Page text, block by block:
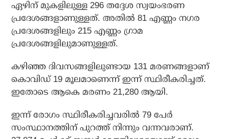
ഏഴിന് മുകളിലുള്ള 296 തദ്ദേശ സ്വയംഭരണ
പ്രദേശങ്ങളാണുള്ളത്. അതില്‍ 81 എണ്ണം നഗര
പ്രദേശങ്ങളിലും 215 എണ്ണം ഗ്രാമ
പ്രദേശങ്ങളിലുമാണുള്ളത്.
കഴിഞ്ഞ ദിവസങ്ങളിലുണ്ടായ 131 മരണങ്ങളാണ്
കൊവിഡ് 19 മൂലമാണെന്ന് ഇന്ന് സ്ഥിരീകരിച്ചത്.
ഇതോടെ ആകെ മരണം 21,280 ആയി.
ഇന്ന് രോഗം സ്ഥിരീകരിച്ചവരില്‍ 79 പേര്‍
സംസ്ഥാനത്തിന് പുറത്ത് നിന്നും വന്നവരാണ്.